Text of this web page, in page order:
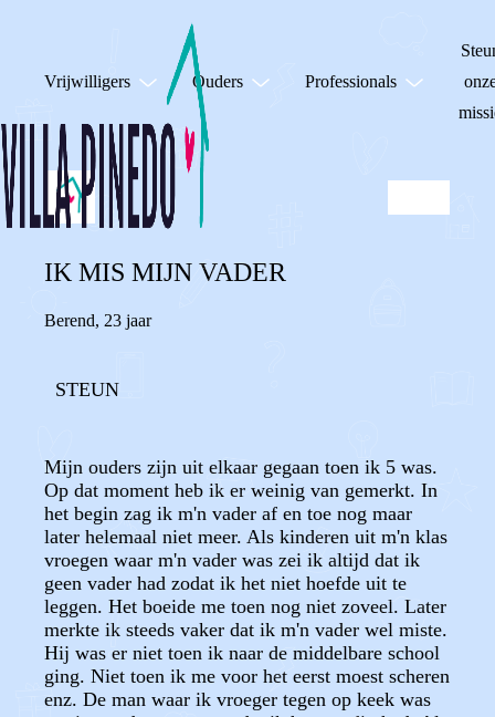
Vrijwilligers Ouders Professionals
IK MIS MIJN VADER
Berend, 23 jaar
STEUN
Mijn ouders zijn uit elkaar gegaan toen ik 5 was.
Op dat moment heb ik er weinig van gemerkt. In
het begin zag ik m'n vader af en toe nog maar
later helemaal niet meer. Als kinderen uit m'n klas
vroegen waar m'n vader was zei ik altijd dat ik
geen vader had zodat ik het niet hoefde uit te
leggen. Het boeide me toen nog niet zoveel. Later
merkte ik steeds vaker dat ik m'n vader wel miste.
Hij was er niet toen ik naar de middelbare school
ging. Niet toen ik me voor het eerst moest scheren
enz. De man waar ik vroeger tegen op keek was